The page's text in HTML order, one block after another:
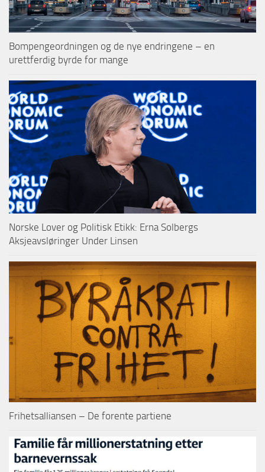
Bompengeordningen og de nye endringene – en
urettferdig byrde for mange
Norske Lover og Politisk Etikk: Erna Solbergs
Aksjeavsløringer Under Linsen
Frihetsalliansen – De forente partiene